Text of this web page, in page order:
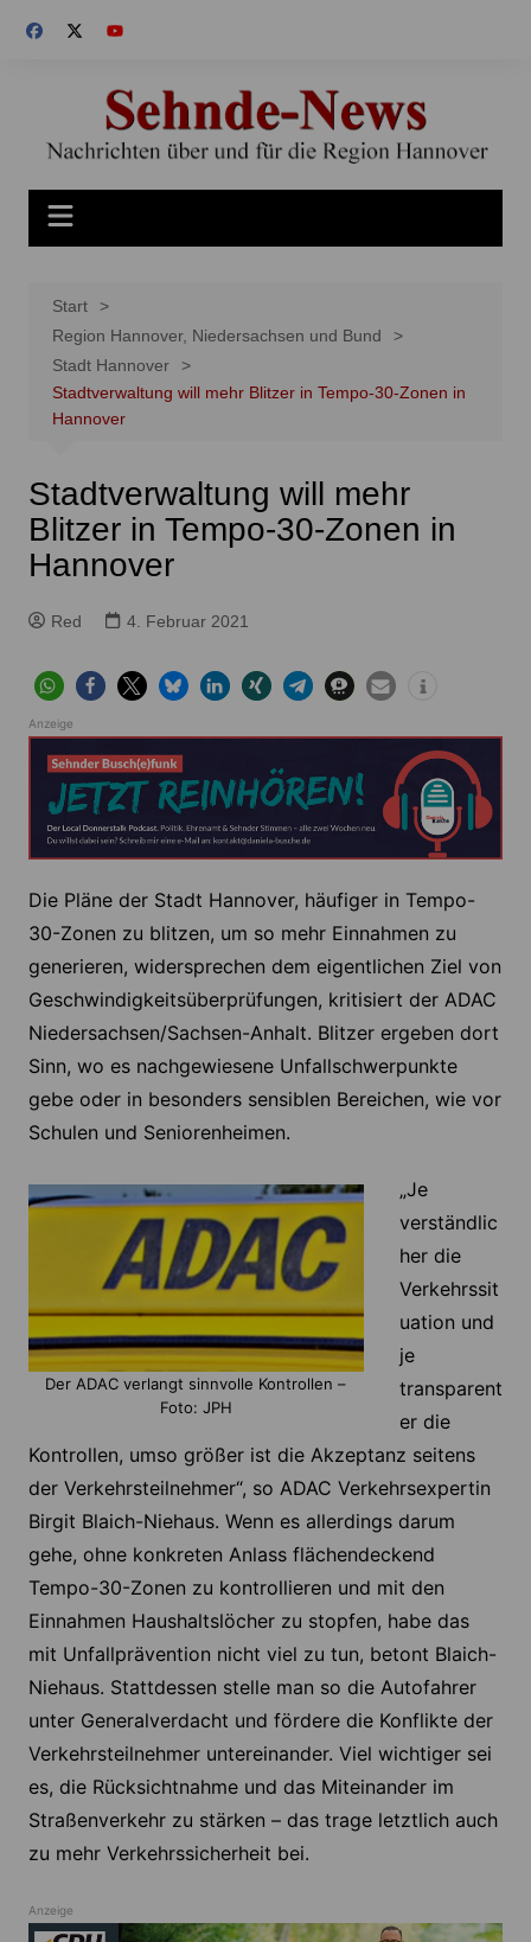
Inhalt
Start
Region Hannover, Niedersachsen und Bund
Stadt Hannover
Stadtverwaltung will mehr Blitzer in Tempo-30-Zonen in
Hannover
Stadtverwaltung will mehr
Blitzer in Tempo-30-Zonen in
Hannover
Red 4. Februar 2021
Anzeige
Die Pläne der Stadt Hannover, häufiger in Tempo-
30-Zonen zu blitzen, um so mehr Einnahmen zu
generieren, widersprechen dem eigentlichen Ziel von
Geschwindigkeitsüberprüfungen, kritisiert der ADAC
Niedersachsen/Sachsen-Anhalt. Blitzer ergeben dort
Sinn, wo es nachgewiesene Unfallschwerpunkte
gebe oder in besonders sensiblen Bereichen, wie vor
Schulen und Seniorenheimen.
Der ADAC verlangt sinnvolle Kontrollen –
Foto: JPH
„Je
verständlic
her die
Verkehrssit
uation und
je
transparent
er die
Kontrollen, umso größer ist die Akzeptanz seitens
der Verkehrsteilnehmer“, so ADAC Verkehrsexpertin
Birgit Blaich-Niehaus. Wenn es allerdings darum
gehe, ohne konkreten Anlass flächendeckend
Tempo-30-Zonen zu kontrollieren und mit den
Einnahmen Haushaltslöcher zu stopfen, habe das
mit Unfallprävention nicht viel zu tun, betont Blaich-
Niehaus. Stattdessen stelle man so die Autofahrer
unter Generalverdacht und fördere die Konflikte der
Verkehrsteilnehmer untereinander. Viel wichtiger sei
es, die Rücksichtnahme und das Miteinander im
Straßenverkehr zu stärken – das trage letztlich auch
zu mehr Verkehrssicherheit bei.
Anzeige